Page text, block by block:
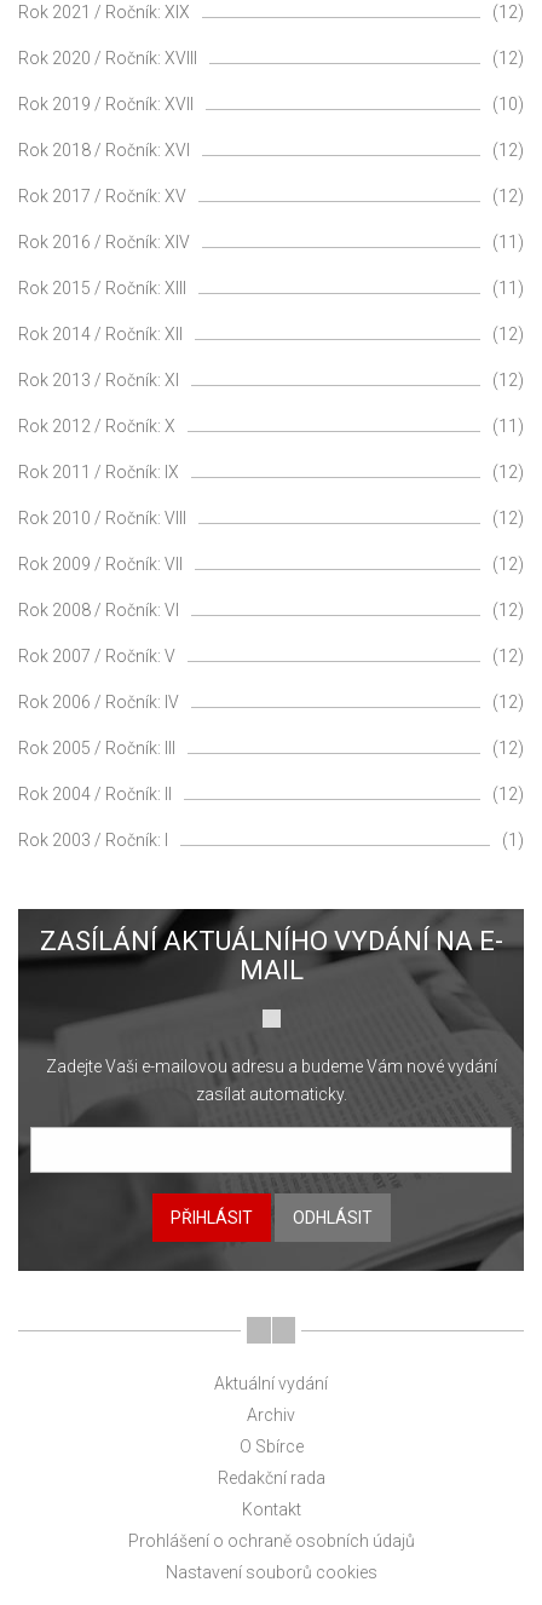
Rok 2021 / Ročník: XIX (12)
Rok 2020 / Ročník: XVIII (12)
Rok 2019 / Ročník: XVII (10)
Rok 2018 / Ročník: XVI (12)
Rok 2017 / Ročník: XV (12)
Rok 2016 / Ročník: XIV (11)
Rok 2015 / Ročník: XIII (11)
Rok 2014 / Ročník: XII (12)
Rok 2013 / Ročník: XI (12)
Rok 2012 / Ročník: X (11)
Rok 2011 / Ročník: IX (12)
Rok 2010 / Ročník: VIII (12)
Rok 2009 / Ročník: VII (12)
Rok 2008 / Ročník: VI (12)
Rok 2007 / Ročník: V (12)
Rok 2006 / Ročník: IV (12)
Rok 2005 / Ročník: III (12)
Rok 2004 / Ročník: II (12)
Rok 2003 / Ročník: I (1)
ZASÍLÁNÍ AKTUÁLNÍHO VYDÁNÍ NA E-
MAIL
Zadejte Vaši e-mailovou adresu a budeme Vám nové vydání
zasílat automaticky.
PŘIHLÁSIT ODHLÁSIT
Aktuální vydání
Archiv
O Sbírce
Redakční rada
Kontakt
Prohlášení o ochraně osobních údajů
Nastavení souborů cookies